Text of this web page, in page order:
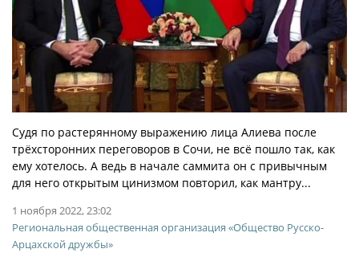
Судя по растерянному выражению лица Алиева после
трёхсторонних переговоров в Сочи, не всё пошло так, как
ему хотелось. А ведь в начале саммита он с привычным
для него открытым цинизмом повторил, как мантру...
1 ноября 2022, 23:02
Региональная общественная организация «Общество Русско-
Арцахской дружбы»